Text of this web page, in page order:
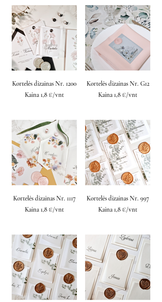
Kortelės dizainas Nr. 1200
Kaina 1,8 €/vnt
Kortelės dizainas Nr. G12
Kaina 1,8 €/vnt
Kortelės dizainas Nr. 1117
Kaina 1,8 €/vnt
Kortelės dizainas Nr. 997
Kaina 1,8 €/vnt